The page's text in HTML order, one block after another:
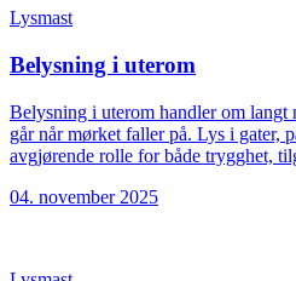
Lysmast
Belysning i uterom
Belysning i uterom handler om langt
går når mørket faller på. Lys i gater,
avgjørende rolle for både trygghet,
04. november 2025